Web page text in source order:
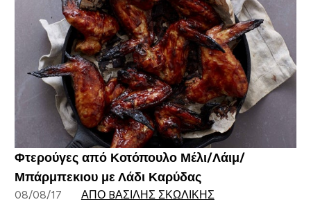
Φτερούγες από Κοτόπουλο Μέλι/Λάιμ/
Μπάρμπεκιου με Λάδι Καρύδας
08/08/17 ΑΠΌ BΑΣΊΛΗΣ ΣΚΩΛΊΚΗΣ